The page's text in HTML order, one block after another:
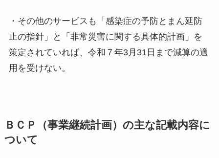
・その他のサービスも「感染症の予防とまん延防
止の指針」と「非常災害に関する具体的計画」を
策定されていれば、令和７年3月31日まで減算の適
用を受けない。
ＢＣＰ（事業継続計画）の主な記載内容に
ついて